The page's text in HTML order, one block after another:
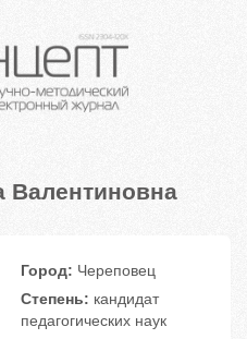
Валентиновна
Город: Череповец
Степень: кандидат
педагогических наук